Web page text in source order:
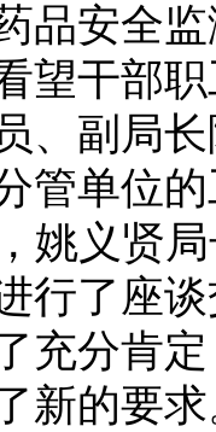
品安全
望干部
、副局
管单位
姚义贤
行了座
充分肯
新的要